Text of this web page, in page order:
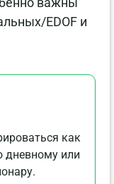
EDOF и
как
дневному или